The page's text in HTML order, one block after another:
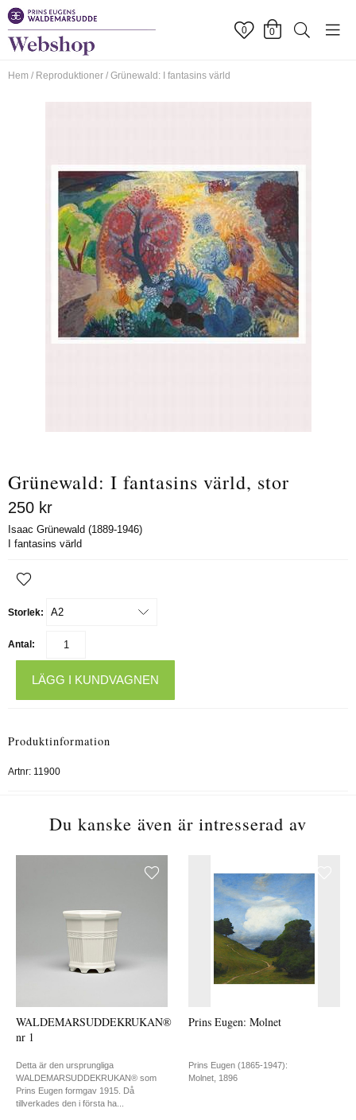
0 0
Hem / Reproduktioner / Grünewald: I fantasins värld
Grünewald: I fantasins värld, stor
250 kr
Isaac Grünewald (1889-1946)
I fantasins värld
Storlek:
Antal:
LÄGG I KUNDVAGNEN
Produktinformation
Artnr: 11900
Du kanske även är intresserad av
WALDEMARSUDDEKRUKAN®
nr 1
Detta är den ursprungliga
WALDEMARSUDDEKRUKAN® som
Prins Eugen formgav 1915. Då
tillverkades den i första ha...
Prins Eugen: Molnet
Prins Eugen (1865-1947):
Molnet, 1896